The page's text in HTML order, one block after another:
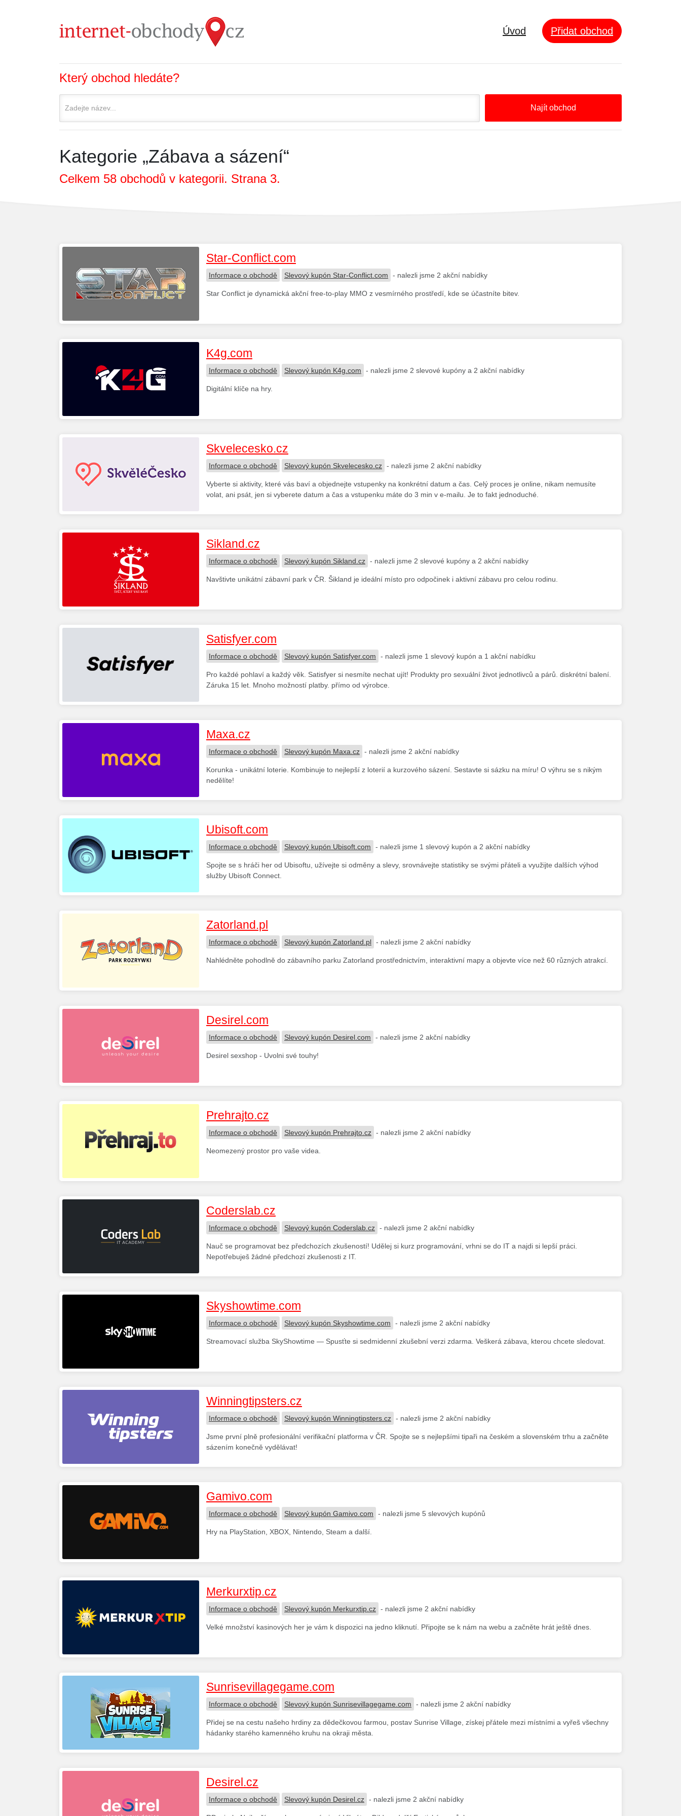
Úvod Přidat obchod
Který obchod hledáte?
Najít obchod
Kategorie „Zábava a sázení“
Celkem 58 obchodů v kategorii. Strana 3.
Star-Conflict.com
Informace o obchodě Slevový kupón Star-Conflict.com - nalezli jsme 2 akční nabídky
Star Conflict je dynamická akční free-to-play MMO z vesmírného prostředí, kde se účastníte bitev.
K4g.com
Informace o obchodě Slevový kupón K4g.com - nalezli jsme 2 slevové kupóny a 2 akční nabídky
Digitální klíče na hry.
Skvelecesko.cz
Informace o obchodě Slevový kupón Skvelecesko.cz - nalezli jsme 2 akční nabídky
Vyberte si aktivity, které vás baví a objednejte vstupenky na konkrétní datum a čas. Celý proces je online, nikam nemusíte
volat, ani psát, jen si vyberete datum a čas a vstupenku máte do 3 min v e-mailu. Je to fakt jednoduché.
Sikland.cz
Informace o obchodě Slevový kupón Sikland.cz - nalezli jsme 2 slevové kupóny a 2 akční nabídky
Navštivte unikátní zábavní park v ČR. Šikland je ideální místo pro odpočinek i aktivní zábavu pro celou rodinu.
Satisfyer.com
Informace o obchodě Slevový kupón Satisfyer.com - nalezli jsme 1 slevový kupón a 1 akční nabídku
Pro každé pohlaví a každý věk. Satisfyer si nesmíte nechat ujít! Produkty pro sexuální život jednotlivců a párů. diskrétní balení.
Záruka 15 let. Mnoho možností platby. přímo od výrobce.
Maxa.cz
Informace o obchodě Slevový kupón Maxa.cz - nalezli jsme 2 akční nabídky
Korunka - unikátní loterie. Kombinuje to nejlepší z loterií a kurzového sázení. Sestavte si sázku na míru! O výhru se s nikým
nedělíte!
Ubisoft.com
Informace o obchodě Slevový kupón Ubisoft.com - nalezli jsme 1 slevový kupón a 2 akční nabídky
Spojte se s hráči her od Ubisoftu, užívejte si odměny a slevy, srovnávejte statistiky se svými přáteli a využijte dalších výhod
služby Ubisoft Connect.
Zatorland.pl
Informace o obchodě Slevový kupón Zatorland.pl - nalezli jsme 2 akční nabídky
Nahlédněte pohodlně do zábavního parku Zatorland prostřednictvím, interaktivní mapy a objevte více než 60 různých atrakcí.
Desirel.com
Informace o obchodě Slevový kupón Desirel.com - nalezli jsme 2 akční nabídky
Desirel sexshop - Uvolni své touhy!
Prehrajto.cz
Informace o obchodě Slevový kupón Prehrajto.cz - nalezli jsme 2 akční nabídky
Neomezený prostor pro vaše videa.
Coderslab.cz
Informace o obchodě Slevový kupón Coderslab.cz - nalezli jsme 2 akční nabídky
Nauč se programovat bez předchozích zkušeností! Udělej si kurz programování, vrhni se do IT a najdi si lepší práci.
Nepotřebuješ žádné předchozí zkušenosti z IT.
Skyshowtime.com
Informace o obchodě Slevový kupón Skyshowtime.com - nalezli jsme 2 akční nabídky
Streamovací služba SkyShowtime — Spusťte si sedmidenní zkušební verzi zdarma. Veškerá zábava, kterou chcete sledovat.
Winningtipsters.cz
Informace o obchodě Slevový kupón Winningtipsters.cz - nalezli jsme 2 akční nabídky
Jsme první plně profesionální verifikační platforma v ČR. Spojte se s nejlepšími tipaři na českém a slovenském trhu a začněte
sázením konečně vydělávat!
Gamivo.com
Informace o obchodě Slevový kupón Gamivo.com - nalezli jsme 5 slevových kupónů
Hry na PlayStation, XBOX, Nintendo, Steam a další.
Merkurxtip.cz
Informace o obchodě Slevový kupón Merkurxtip.cz - nalezli jsme 2 akční nabídky
Velké množství kasinových her je vám k dispozici na jedno kliknutí. Připojte se k nám na webu a začněte hrát ještě dnes.
Sunrisevillagegame.com
Informace o obchodě Slevový kupón Sunrisevillagegame.com - nalezli jsme 2 akční nabídky
Přidej se na cestu našeho hrdiny za dědečkovou farmou, postav Sunrise Village, získej přátele mezi místními a vyřeš všechny
hádanky starého kamenného kruhu na okraji města.
Desirel.cz
Informace o obchodě Slevový kupón Desirel.cz - nalezli jsme 2 akční nabídky